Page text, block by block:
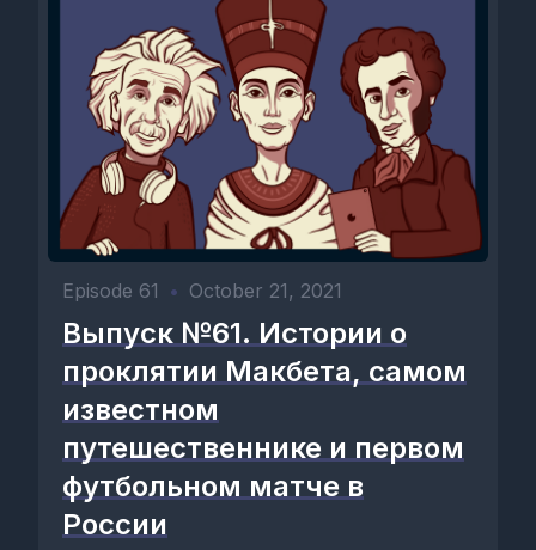
Episode 61 • October 21, 2021
Выпуск №61. Истории о
проклятии Макбета, самом
известном
путешественнике и первом
футбольном матче в
России